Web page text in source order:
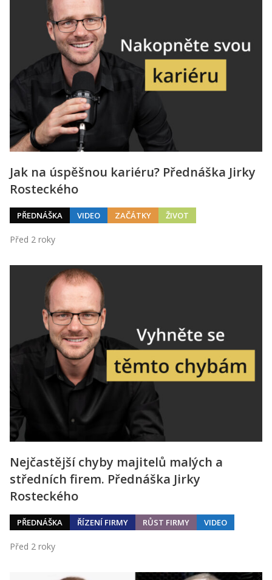
Jak na úspěšnou kariéru? Přednáška Jirky
Rosteckého
PŘEDNÁŠKA VIDEO ZAČÁTKY ŽIVOT
Před 2 roky
Nejčastější chyby majitelů malých a
středních firem. Přednáška Jirky
Rosteckého
PŘEDNÁŠKA ŘÍZENÍ FIRMY RŮST FIRMY VIDEO
Před 2 roky